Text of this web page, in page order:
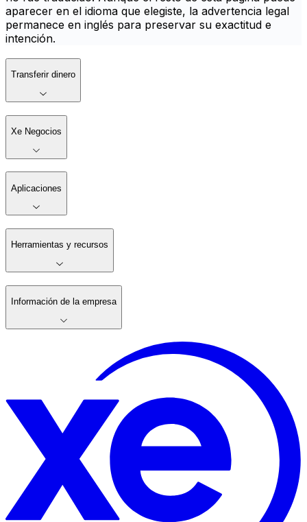
aparecer en el idioma que elegiste, la advertencia legal
permanece en inglés para preservar su exactitud e
intención.
Transferir dinero
Xe Negocios
Aplicaciones
Herramientas y recursos
Información de la empresa